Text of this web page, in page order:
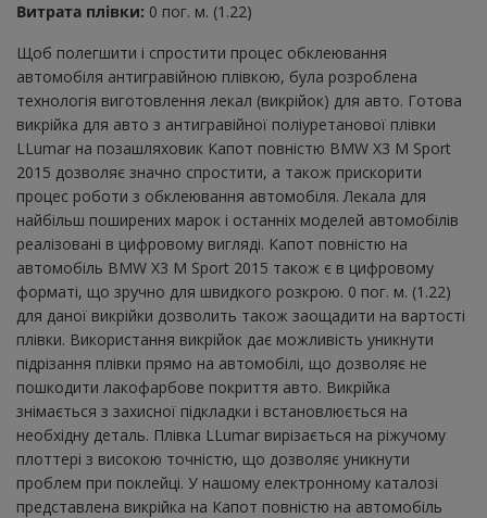
Витрата плівки: 0 пог. м. (1.22)
Щоб полегшити і спростити процес обклеювання
автомобіля антигравійною плівкою, була розроблена
технологія виготовлення лекал (викрійок) для авто. Готова
викрійка для авто з антигравійної поліуретанової плівки
LLumar на позашляховик Капот повністю BMW X3 M Sport
2015 дозволяє значно спростити, а також прискорити
процес роботи з обклеювання автомобіля. Лекала для
найбільш поширених марок і останніх моделей автомобілів
реалізовані в цифровому вигляді. Капот повністю на
автомобіль BMW X3 M Sport 2015 також є в цифровому
форматі, що зручно для швидкого розкрою. 0 пог. м. (1.22)
для даної викрійки дозволить також заощадити на вартості
плівки. Використання викрійок дає можливість уникнути
підрізання плівки прямо на автомобілі, що дозволяє не
пошкодити лакофарбове покриття авто. Викрійка
знімається з захисної підкладки і встановлюється на
необхідну деталь. Плівка LLumar вирізається на ріжучому
плоттері з високою точністю, що дозволяє уникнути
проблем при поклейці. У нашому електронному каталозі
представлена ​​викрійка на Капот повністю на автомобіль